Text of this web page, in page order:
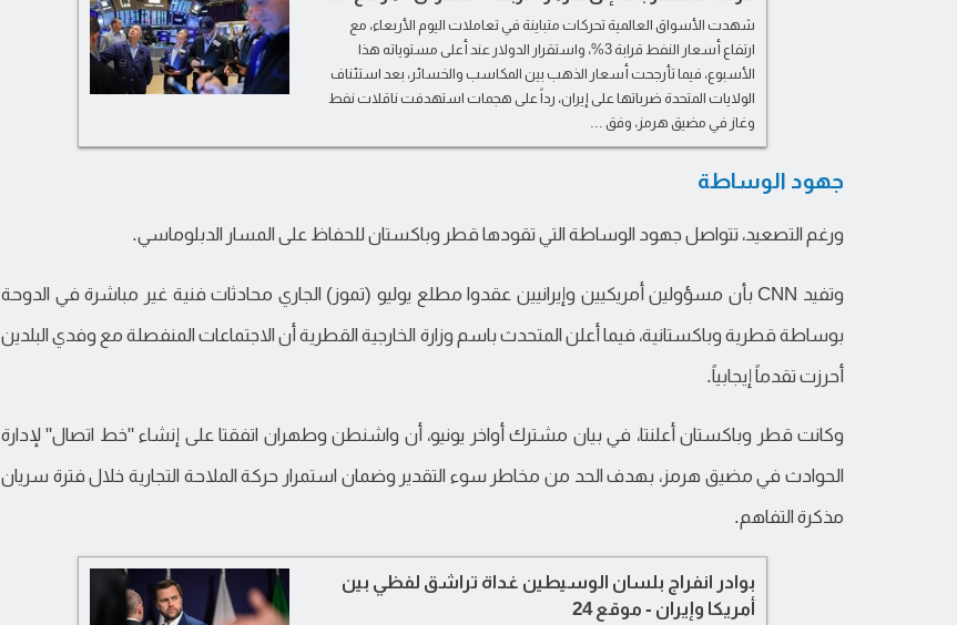
شهدت الأسواق العالمية تحركات متباينة في تعاملات اليوم الأربعاء، مع
ارتفاع أسعار النفط قرابة 3%، واستقرار الدولار عند أعلى مستوياته هذا
الأسبوع، فيما تأرجحت أسعار الذهب بين المكاسب والخسائر، بعد استئناف
الولايات المتحدة ضرباتها على إيران، رداً على هجمات استهدفت ناقلات نفط
وغاز في مضيق هرمز، وفق ...
جهود الوساطة
ورغم التصعيد، تتواصل جهود الوساطة التي تقودها قطر وباكستان للحفاظ على المسار الدبلوماسي.
وتفيد CNN بأن مسؤولين أمريكيين وإيرانيين عقدوا مطلع يوليو (تموز) الجاري محادثات فنية غير مباشرة في الدوحة
بوساطة قطرية وباكستانية، فيما أعلن المتحدث باسم وزارة الخارجية القطرية أن الاجتماعات المنفصلة مع وفدي البلدين
أحرزت تقدماً إيجابياً.
وكانت قطر وباكستان أعلنتا، في بيان مشترك أواخر يونيو، أن واشنطن وطهران اتفقتا على إنشاء "خط اتصال" لإدارة
الحوادث في مضيق هرمز، بهدف الحد من مخاطر سوء التقدير وضمان استمرار حركة الملاحة التجارية خلال فترة سريان
مذكرة التفاهم.
بوادر انفراج بلسان الوسيطين غداة تراشق لفظي بين
أمريكا وإيران - موقع 24